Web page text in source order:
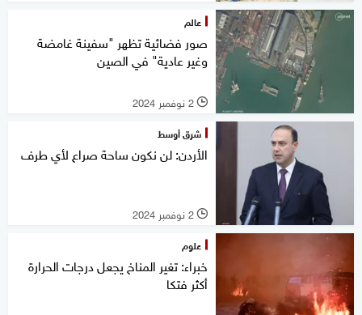
عالم
صور فضائية تظهر "سفينة غامضة
وغير عادية" في الصين
l 2 نوفمبر 2024
شرق أوسط
الأردن: لن نكون ساحة صراع لأي طرف
l 2 نوفمبر 2024
علوم
خبراء: تغير المناخ يجعل درجات الحرارة
أكثر فتكا